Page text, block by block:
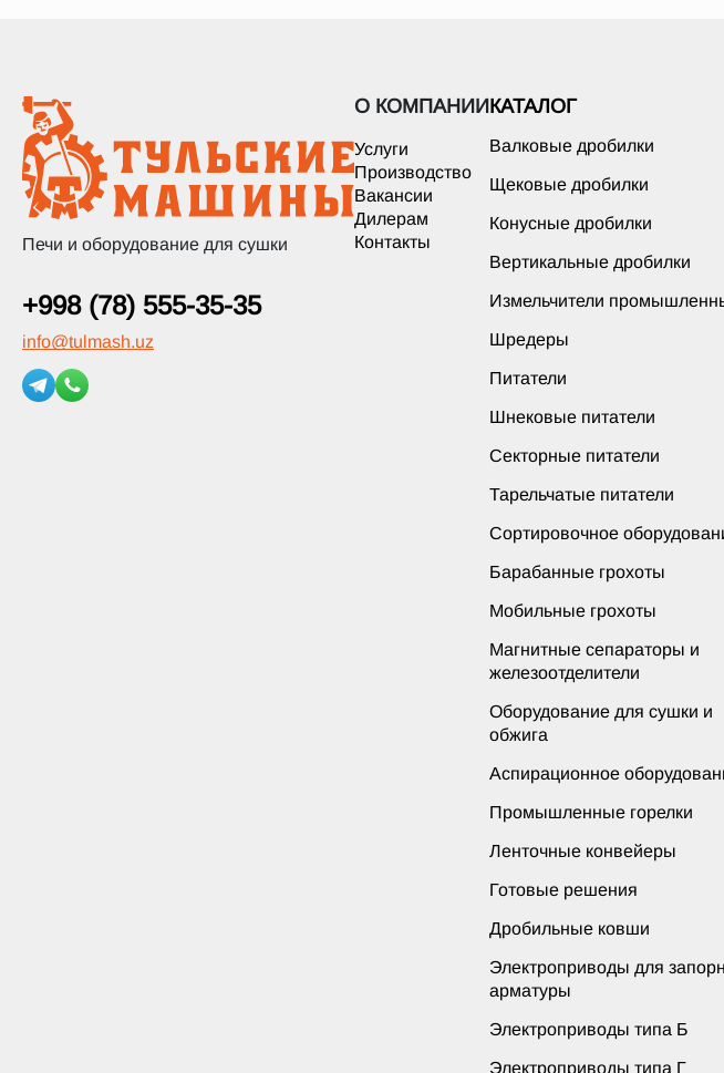
Печи и оборудование для сушки
+998 (78) 555-35-35
info@tulmash.uz
О КОМПАНИИ
Услуги
Производство
Вакансии
Дилерам
Контакты
КАТАЛОГ
Валковые дробилки
Щековые дробилки
Конусные дробилки
Вертикальные дробилки
Измельчители
Шредеры
Питатели
Шнековые питатели
Секторные питатели
Тарельчатые питатели
Сортировочное
Барабанные грохоты
Мобильные грохоты
Магнитные сепараторы и
железоотделители
Оборудование для сушки и
обжига
Аспирационное
Промышленные горелки
Ленточные конвейеры
Готовые решения
Дробильные ковши
Электроприводы для
арматуры
Электроприводы типа Б
Электроприводы типа Г